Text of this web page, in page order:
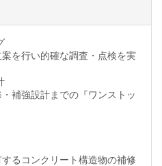
を行い的確な調査・点検を実
補強設計までの『ワンストッ
るコンクリート構造物の補修